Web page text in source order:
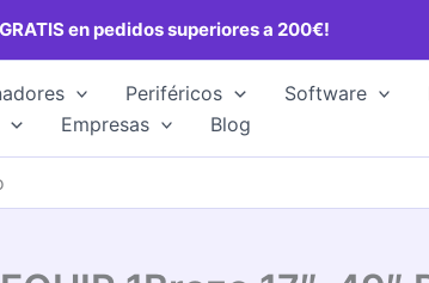
en pedidos superiores a 200€!
Periféricos Software
Empresas Blog